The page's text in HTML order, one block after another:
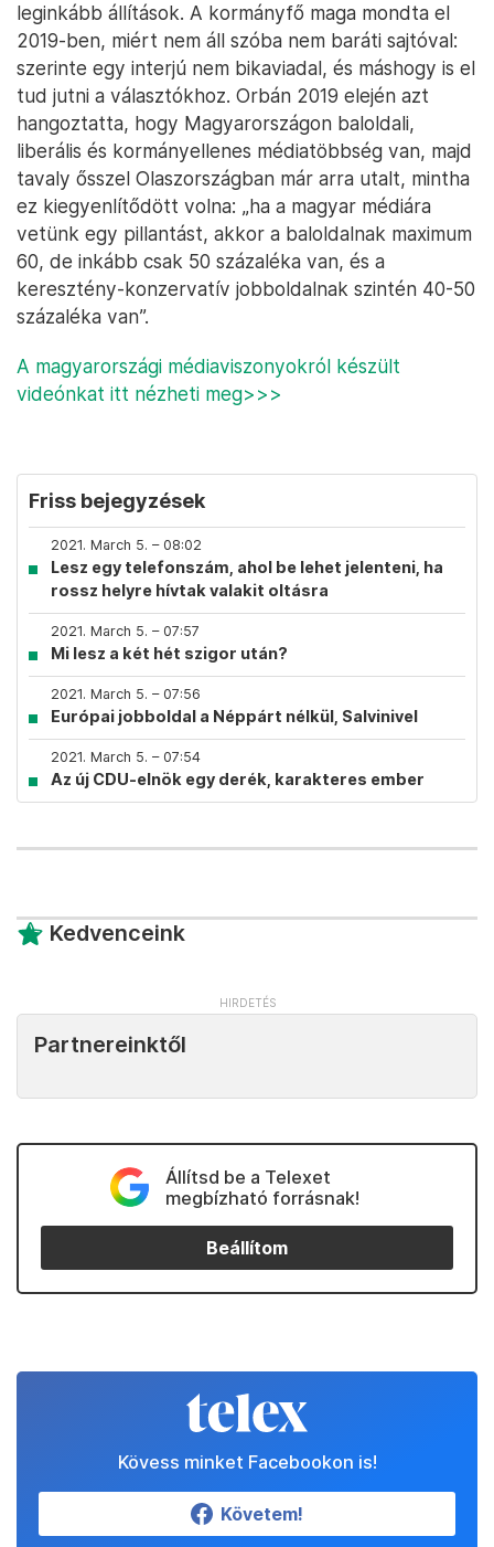
leginkább állítások. A kormányfő maga mondta el
2019-ben, miért nem áll szóba nem baráti sajtóval:
szerinte egy interjú nem bikaviadal, és máshogy is el
tud jutni a választókhoz. Orbán 2019 elején azt
hangoztatta, hogy Magyarországon baloldali,
liberális és kormányellenes médiatöbbség van, majd
tavaly ősszel Olaszországban már arra utalt, mintha
ez kiegyenlítődött volna: „ha a magyar médiára
vetünk egy pillantást, akkor a baloldalnak maximum
60, de inkább csak 50 százaléka van, és a
keresztény-konzervatív jobboldalnak szintén 40-50
százaléka van”.
A magyarországi médiaviszonyokról készült
videónkat itt nézheti meg>>>
Friss bejegyzések
2021. March 5. – 08:02
Lesz egy telefonszám, ahol be lehet jelenteni, ha
rossz helyre hívtak valakit oltásra
2021. March 5. – 07:57
Mi lesz a két hét szigor után?
2021. March 5. – 07:56
Európai jobboldal a Néppárt nélkül, Salvinivel
2021. March 5. – 07:54
Az új CDU-elnök egy derék, karakteres ember
Kedvenceink
Partnereinktől
Állítsd be a Telexet
megbízható forrásnak!
Beállítom
Kövess minket Facebookon is!
Követem!